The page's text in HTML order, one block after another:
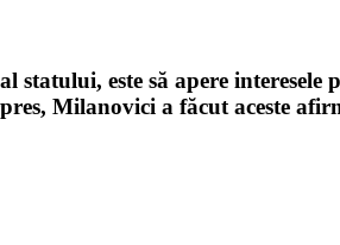
este să apere
Milanovici a făcut aceste